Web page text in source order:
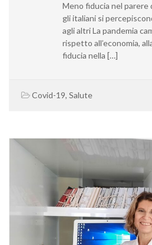
Meno fiducia nel parere
gli italiani si
agli altri La pandemia
rispetto all’economia,
fiducia nella […]
Covid-19, Salute